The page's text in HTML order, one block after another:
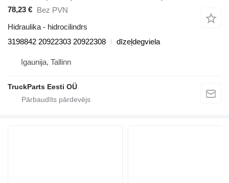
78,23 € Bez PVN
Hidraulika - hidrocilindrs
3198842 20922303 20922308
dīzeļdegviela
Igaunija, Tallinn
TruckParts Eesti OÜ